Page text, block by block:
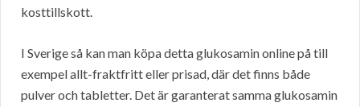
kosttillskott.
I Sverige så kan man köpa detta glukosamin online på till
exempel allt-fraktfritt eller prisad, där det finns både
pulver och tabletter. Det är garanterat samma glukosamin